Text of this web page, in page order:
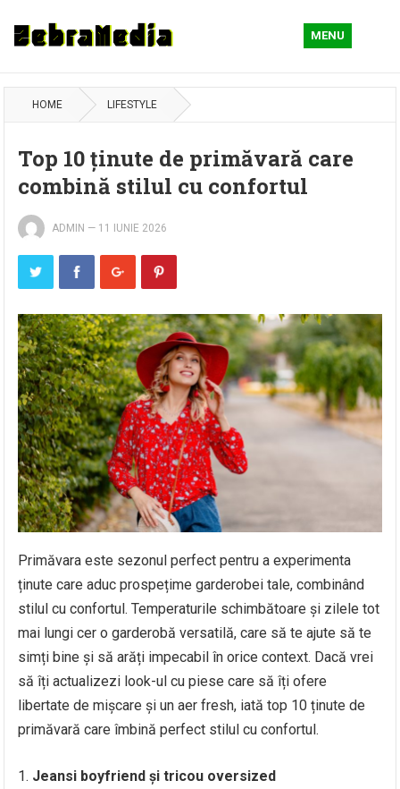
MENU
HOME LIFESTYLE
Top 10 ținute de primăvară care
combină stilul cu confortul
ADMIN — 11 IUNIE 2026
Primăvara este sezonul perfect pentru a experimenta
ținute care aduc prospețime garderobei tale, combinând
stilul cu confortul. Temperaturile schimbătoare și zilele tot
mai lungi cer o garderobă versatilă, care să te ajute să te
simți bine și să arăți impecabil în orice context. Dacă vrei
să îți actualizezi look-ul cu piese care să îți ofere
libertate de mișcare și un aer fresh, iată top 10 ținute de
primăvară care îmbină perfect stilul cu confortul.
Jeansi boyfriend și tricou oversized